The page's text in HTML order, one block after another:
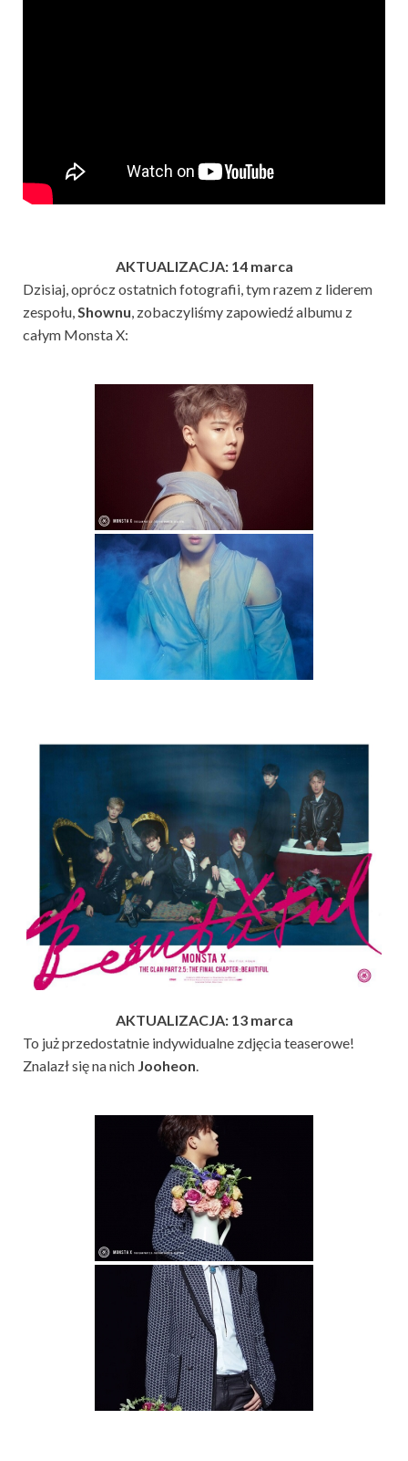
AKTUALIZACJA: 14 marca
Dzisiaj, oprócz ostatnich fotografii, tym razem z liderem
zespołu,Shownu, zobaczyliśmy zapowiedź albumu z
całym Monsta X:
AKTUALIZACJA: 13 marca
To już przedostatnie indywidualne zdjęcia teaserowe!
Znalazł się na nich Jooheon